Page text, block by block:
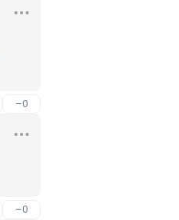
–0
–0